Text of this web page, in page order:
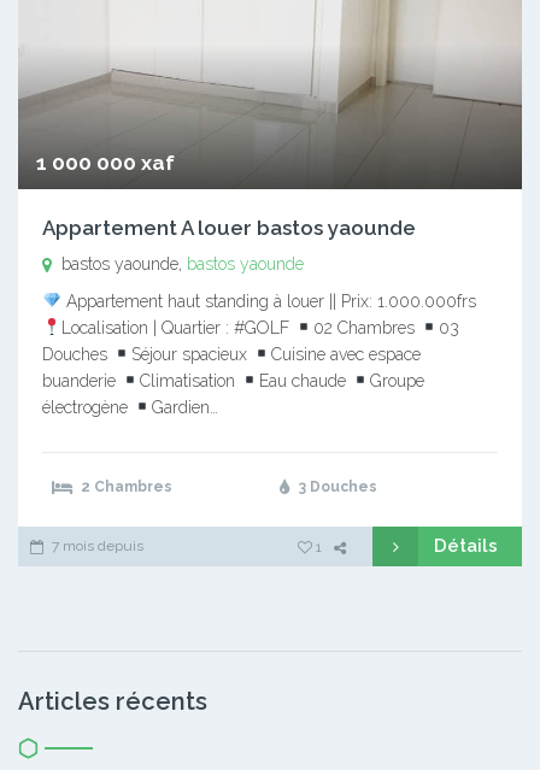
1 000 000 xaf
Appartement A louer bastos yaounde
bastos yaounde, bastos yaounde
Appartement haut standing à louer || Prix: 1.000.000frs
Localisation | Quartier : #GOLF
02 Chambres
03
Douches
Séjour spacieux
Cuisine avec espace
buanderie
Climatisation Eau chaude
Groupe
électrogène
Gardien…
2 Chambres 3 Douches
7 mois depuis 1 Détails
Articles récents